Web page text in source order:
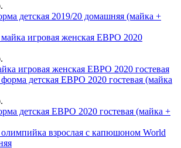
детская 2019/20 домашняя (майка +
игровая женская ЕВРО 2020 гостевая
детская ЕВРО 2020 гостевая (майка +